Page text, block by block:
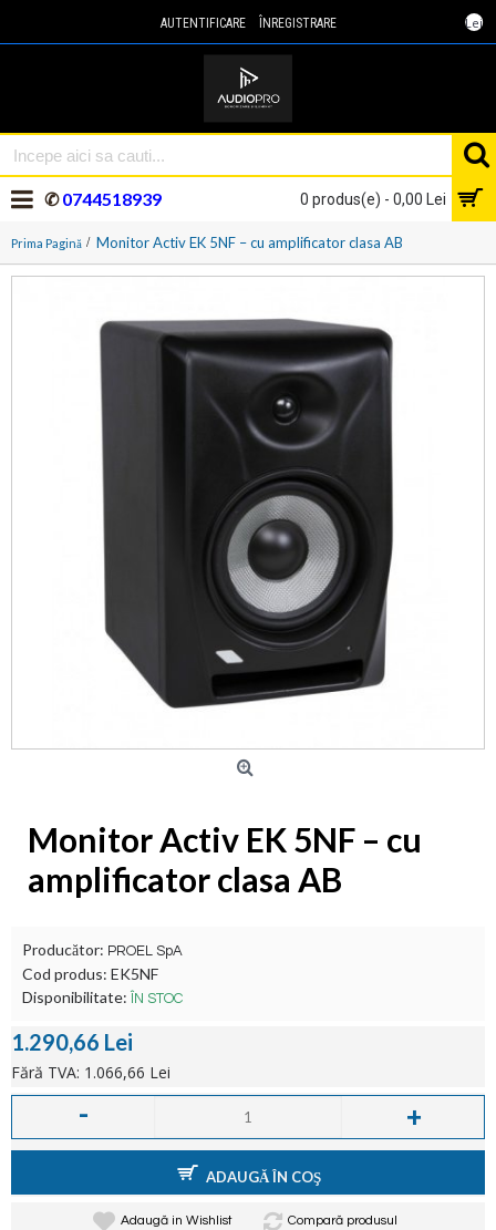
Lei
AUTENTIFICARE ÎNREGISTRARE
0 produs(e) - 0,00 Lei
✆0744518939
Prima Pagină Monitor Activ EK 5NF – cu amplificator clasa AB
Monitor Activ EK 5NF – cu
amplificator clasa AB
Producător: PROEL SpA
Cod produs: EK5NF
Disponibilitate:
ÎN STOC
1.290,66 Lei
Fără TVA: 1.066,66 Lei
- +
ADAUGĂ ÎN COŞ
Adaugă in Wishlist Compară produsul